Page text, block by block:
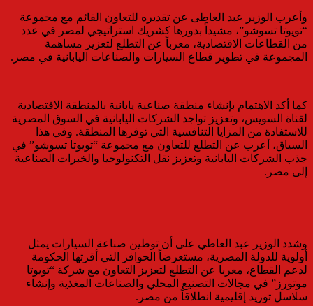
وأعرب الوزير عبد العاطى عن تقديره للتعاون القائم مع مجموعة
“تويوتا تسوشو”، مشيداً بدورها كشريك استراتيجي لمصر في عدد
من القطاعات الاقتصادية، معرباً عن التطلع لتعزيز مساهمة
المجموعة في تطوير قطاع السيارات والصناعات اليابانية في مصر.
كما أكد الاهتمام بإنشاء منطقة صناعية يابانية بالمنطقة الاقتصادية
لقناة السويس، وتعزيز تواجد الشركات اليابانية في السوق المصرية
للاستفادة من المزايا التنافسية التي توفرها المنطقة. وفي هذا
السياق، أعرب عن التطلع للتعاون مع مجموعة “تويوتا تسوشو” في
جذب الشركات اليابانية وتعزيز نقل التكنولوجيا والخبرات الصناعية
إلى مصر.
وشدد الوزير عبد العاطي على أن توطين صناعة السيارات يمثل
أولوية للدولة المصرية، مستعرضاً الحوافز التي أقرتها الحكومة
لدعم القطاع، معربا عن التطلع لتعزيز التعاون مع شركة “تويوتا
موتورز” في مجالات التصنيع المحلي والصناعات المغذية وإنشاء
سلاسل توريد إقليمية انطلاقاً من مصر.